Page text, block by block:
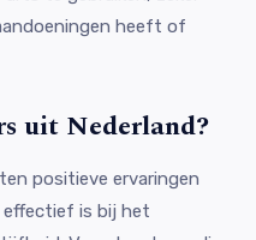
heeft of
uit Nederland?
positieve ervaringen
is bij het